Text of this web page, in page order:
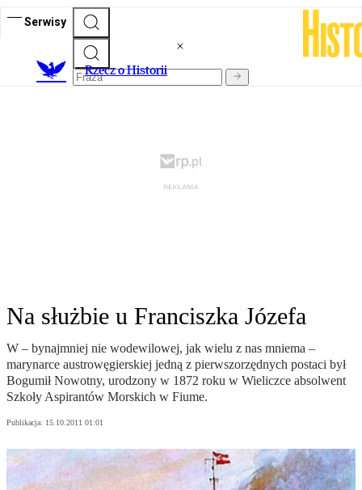
Serwisy
Rzecz o Historii
Na służbie u Franciszka Józefa
W – bynajmniej nie wodewilowej, jak wielu z nas mniema –
marynarce austrowęgierskiej jedną z pierwszorzędnych postaci był
Bogumił Nowotny, urodzony w 1872 roku w Wieliczce absolwent
Szkoły Aspirantów Morskich w Fiume.
Publikacja: 15.10.2011 01:01